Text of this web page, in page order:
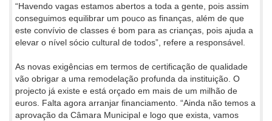
“Havendo vagas estamos abertos a toda a gente, pois assim
conseguimos equilibrar um pouco as finanças, além de que
este convívio de classes é bom para as crianças, pois ajuda a
elevar o nível sócio cultural de todos”, refere a responsável.
As novas exigências em termos de certificação de qualidade
vão obrigar a uma remodelação profunda da instituição. O
projecto já existe e está orçado em mais de um milhão de
euros. Falta agora arranjar financiamento. “Ainda não temos a
aprovação da Câmara Municipal e logo que exista, vamos